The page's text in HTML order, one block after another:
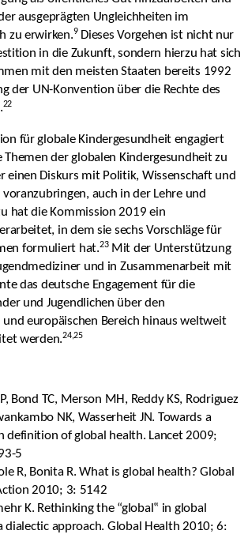
ausgeprägten Ungleichheiten im
zu erwirken.9Dieses Vorgehen ist nicht nur
in die Zukunft, sondern hierzu hat sich
mit den meisten Staaten bereits 1992
der UN-Konvention über die Rechte des
22
für globale Kindergesundheit engagiert
Themen der globalen Kindergesundheit zu
einen Diskurs mit Politik, Wissenschaft und
voranzubringen, auch in der Lehre und
hat die Kommission 2019 ein
in dem sie sechs Vorschläge für
formuliert hat.23Mit der Unterstützung
und in Zusammenarbeit mit
das deutsche Engagement für die
und Jugendlichen über den
europäischen Bereich hinaus weltweit
werden.24,25
Bond TC, Merson MH, Reddy KS, Rodriguez
NK, Wasserheit JN. Towards a
definition of global health. Lancet 2009;
5
R, Bonita R. What is global health? Global
2010; 3: 5142
K. Rethinking the “global‟ in global
dialectic approach. Global Health 2010; 6: